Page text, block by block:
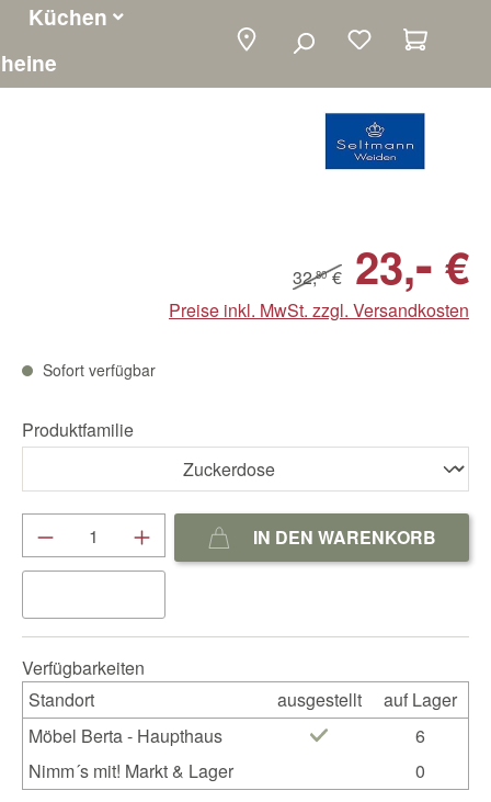
Küchen
32,80€ 23,- €
Preise inkl. MwSt. zzgl. Versandkosten
Sofort verfügbar
Produktfamilie
Produkt Anzahl: Gib denIN DEN WARENKORB
Verfügbarkeiten
Standort
ausgestellt
auf Lager
Möbel Berta - Haupthaus
6
Nimm´s mit! Markt & Lager
0